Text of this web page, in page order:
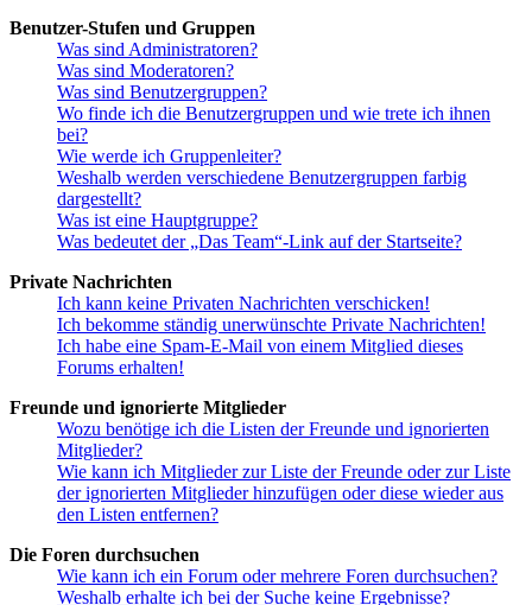
Benutzer-Stufen und Gruppen
Was sind Administratoren?
Was sind Moderatoren?
Was sind Benutzergruppen?
Wo finde ich die Benutzergruppen und wie trete ich ihnen
bei?
Wie werde ich Gruppenleiter?
Weshalb werden verschiedene Benutzergruppen farbig
dargestellt?
Was ist eine Hauptgruppe?
Was bedeutet der „Das Team“-Link auf der Startseite?
Private Nachrichten
Ich kann keine Privaten Nachrichten verschicken!
Ich bekomme ständig unerwünschte Private Nachrichten!
Ich habe eine Spam-E-Mail von einem Mitglied dieses
Forums erhalten!
Freunde und ignorierte Mitglieder
Wozu benötige ich die Listen der Freunde und ignorierten
Mitglieder?
Wie kann ich Mitglieder zur Liste der Freunde oder zur Liste
der ignorierten Mitglieder hinzufügen oder diese wieder aus
den Listen entfernen?
Die Foren durchsuchen
Wie kann ich ein Forum oder mehrere Foren durchsuchen?
Weshalb erhalte ich bei der Suche keine Ergebnisse?